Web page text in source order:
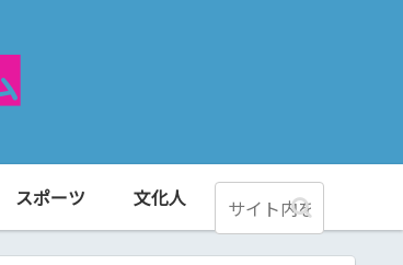
スポーツ 文化人